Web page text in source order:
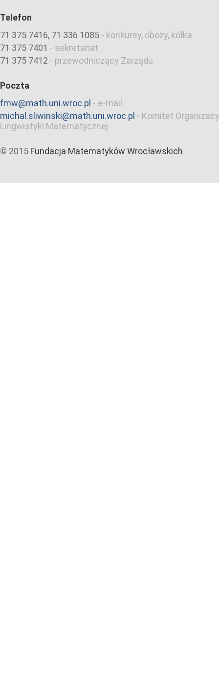
Telefon
71 375 7416, 71 336 1085 - konkursy, obozy, kółka
71 375 7401 - sekretariat
71 375 7412 - przewodniczący Zarządu
Poczta
fmw@math.uni.wroc.pl - e-mail
michal.sliwinski@math.uni.wroc.pl - Komitet
Lingwistyki Matematycznej
© 2015 Fundacja Matematyków Wrocławskich